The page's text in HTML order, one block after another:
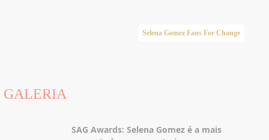
Selena Gomez Fans For Change
GALERIA
SAG Awards: Selena Gomez é a mais